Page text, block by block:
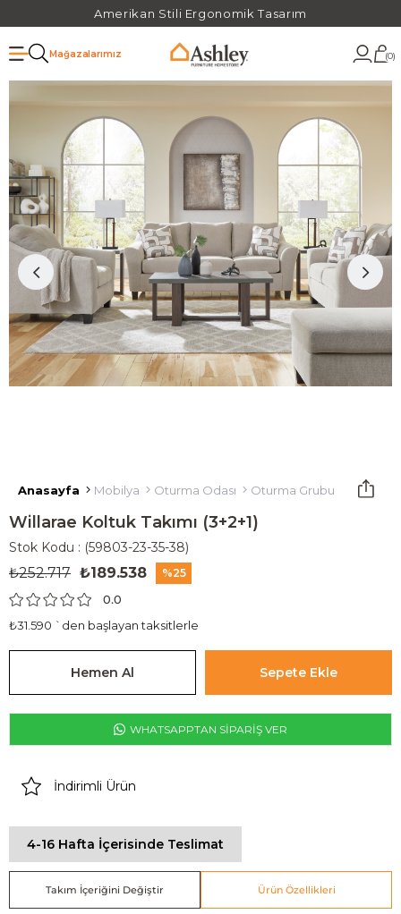
Amerikan Stili Ergonomik Tasarım
Mağazalarımız 0
Anasayfa Mobilya Oturma Odası Oturma Grubu Koltuk
Willarae Koltuk Takımı (3+2+1)
Stok Kodu (59803-23-35-38)
₺252.717 ₺189.538 25
0.0
₺31.590 `den başlayan taksitlerle
WHATSAPPTAN SİPARİŞ VER
İndirimli Ürün
4-16 Hafta İçerisinde Teslimat
Takım İçeriğini Değiştir Ürün Özellikleri